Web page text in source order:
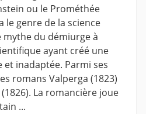
ou le Prométhée
genre de la science
mythe du démiurge à
ayant créé une
inadaptée. Parmi ses
romans Valperga (1823)
La romancière joue
...